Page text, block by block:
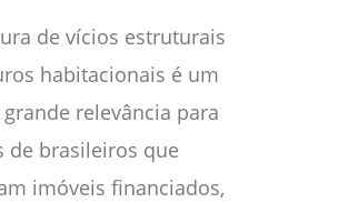
de vícios estruturais
habitacionais é um
relevância para
de brasileiros que
imóveis financiados,